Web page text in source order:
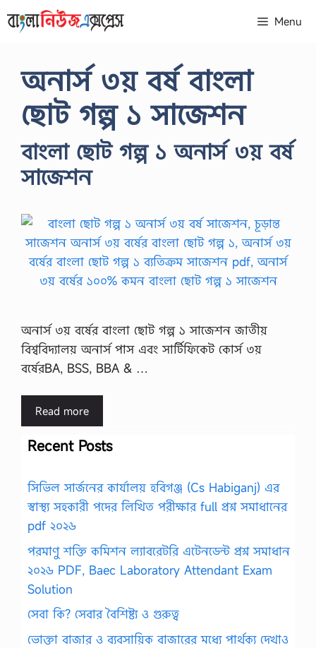
to
Menu
অনার্স ৩য় বর্ষ বাংলা
ছোট গল্প ১ সাজেশন
বাংলা ছোট গল্প ১ অনার্স ৩য় বর্ষ
সাজেশন
অনার্স ৩য় বর্ষের বাংলা ছোট গল্প ১ সাজেশন জাতীয়
বিশ্ববিদ্যালয় অনার্স পাস এবং সার্টিফিকেট কোর্স ৩য়
বর্ষেরBA, BSS, BBA & …
Read more
Recent Posts
সিভিল সার্জনের কার্যালয় হবিগঞ্জ (Cs Habiganj) এর
স্বাস্থ্য সহকারী পদের লিখিত পরীক্ষার full প্রশ্ন সমাধানের
pdf ২০২৬
পরমাণু শক্তি কমিশন ল্যাবরেটরি এটেনডেন্ট প্রশ্ন সমাধান
২০২৬ PDF, Baec Laboratory Attendant Exam
Solution
সেবা কি? সেবার বৈশিষ্ট্য ও গুরুত্ব
ভোক্তা বাজার ও ব্যবসায়িক বাজারের মধ্যে পার্থক্য দেখাও